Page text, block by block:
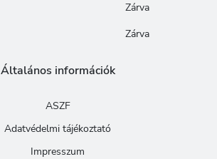
Zárva
Zárva
Általános információk
ASZF
Adatvédelmi tájékoztató
Impresszum